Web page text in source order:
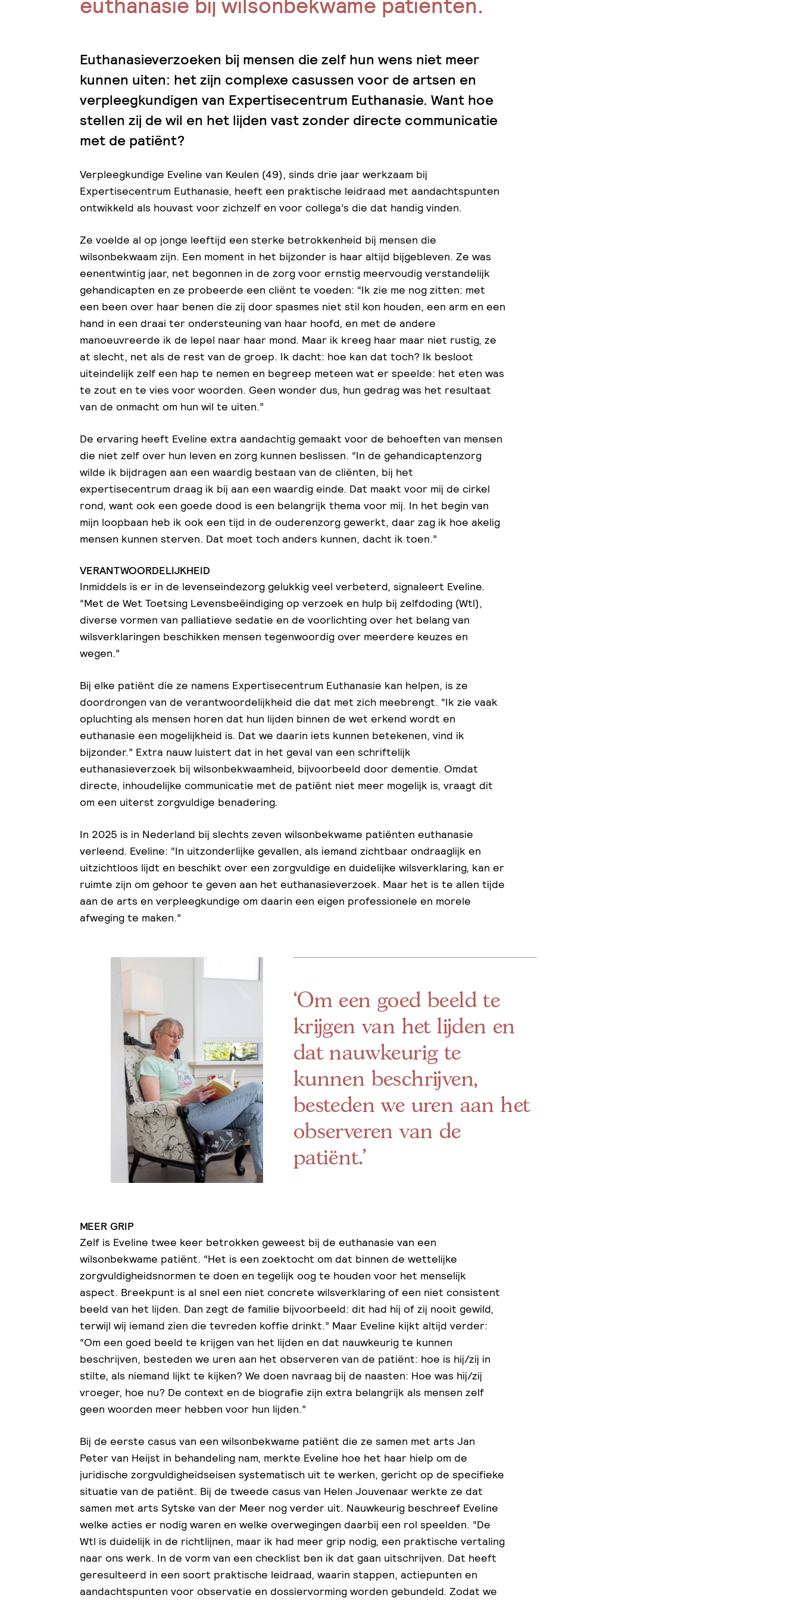
euthanasie bij wilsonbekwame patiënten.
Euthanasieverzoeken bij mensen die zelf hun wens niet meer
kunnen uiten: het zijn complexe casussen voor de artsen en
verpleegkundigen van Expertisecentrum Euthanasie. Want hoe
stellen zij de wil en het lijden vast zonder directe communicatie
met de patiënt?
Verpleegkundige Eveline van Keulen (49), sinds drie jaar werkzaam bij
Expertisecentrum Euthanasie, heeft een praktische leidraad met aandachtspunten
ontwikkeld als houvast voor zichzelf en voor collega’s die dat handig vinden.
Ze voelde al op jonge leeftijd een sterke betrokkenheid bij mensen die
wilsonbekwaam zijn. Een moment in het bijzonder is haar altijd bijgebleven. Ze was
eenentwintig jaar, net begonnen in de zorg voor ernstig meervoudig verstandelijk
gehandicapten en ze probeerde een cliënt te voeden: “Ik zie me nog zitten: met
een been over haar benen die zij door spasmes niet stil kon houden, een arm en een
hand in een draai ter ondersteuning van haar hoofd, en met de andere
manoeuvreerde ik de lepel naar haar mond. Maar ik kreeg haar maar niet rustig, ze
at slecht, net als de rest van de groep. Ik dacht: hoe kan dat toch? Ik besloot
uiteindelijk zelf een hap te nemen en begreep meteen wat er speelde: het eten was
te zout en te vies voor woorden. Geen wonder dus, hun gedrag was het resultaat
van de onmacht om hun wil te uiten.”
De ervaring heeft Eveline extra aandachtig gemaakt voor de behoeften van mensen
die niet zelf over hun leven en zorg kunnen beslissen. “In de gehandicaptenzorg
wilde ik bijdragen aan een waardig bestaan van de cliënten, bij het
expertisecentrum draag ik bij aan een waardig einde. Dat maakt voor mij de cirkel
rond, want ook een goede dood is een belangrijk thema voor mij. In het begin van
mijn loopbaan heb ik ook een tijd in de ouderenzorg gewerkt, daar zag ik hoe akelig
mensen kunnen sterven. Dat moet toch anders kunnen, dacht ik toen.”
VERANTWOORDELIJKHEID
Inmiddels is er in de levenseindezorg gelukkig veel verbeterd, signaleert Eveline.
“Met de Wet Toetsing Levensbeëindiging op verzoek en hulp bij zelfdoding (Wtl),
diverse vormen van palliatieve sedatie en de voorlichting over het belang van
wilsverklaringen beschikken mensen tegenwoordig over meerdere keuzes en
wegen.”
Bij elke patiënt die ze namens Expertisecentrum Euthanasie kan helpen, is ze
doordrongen van de verantwoordelijkheid die dat met zich meebrengt. “Ik zie vaak
opluchting als mensen horen dat hun lijden binnen de wet erkend wordt en
euthanasie een mogelijkheid is. Dat we daarin iets kunnen betekenen, vind ik
bijzonder.” Extra nauw luistert dat in het geval van een schriftelijk
euthanasieverzoek bij wilsonbekwaamheid, bijvoorbeeld door dementie. Omdat
directe, inhoudelijke communicatie met de patiënt niet meer mogelijk is, vraagt dit
om een uiterst zorgvuldige benadering.
In 2025 is in Nederland bij slechts zeven wilsonbekwame patiënten euthanasie
verleend. Eveline: “In uitzonderlijke gevallen, als iemand zichtbaar ondraaglijk en
uitzichtloos lijdt en beschikt over een zorgvuldige en duidelijke wilsverklaring, kan er
ruimte zijn om gehoor te geven aan het euthanasieverzoek. Maar het is te allen tijde
aan de arts en verpleegkundige om daarin een eigen professionele en morele
afweging te maken.”
‘Om een goed beeld te
krijgen van het lijden en
dat nauwkeurig te
kunnen beschrijven,
besteden we uren aan het
observeren van de
patiënt.’
MEER GRIP
Zelf is Eveline twee keer betrokken geweest bij de euthanasie van een
wilsonbekwame patiënt. “Het is een zoektocht om dat binnen de wettelijke
zorgvuldigheidsnormen te doen en tegelijk oog te houden voor het menselijk
aspect. Breekpunt is al snel een niet concrete wilsverklaring of een niet consistent
beeld van het lijden. Dan zegt de familie bijvoorbeeld: dit had hij of zij nooit gewild,
terwijl wij iemand zien die tevreden koffie drinkt.” Maar Eveline kijkt altijd verder:
“Om een goed beeld te krijgen van het lijden en dat nauwkeurig te kunnen
beschrijven, besteden we uren aan het observeren van de patiënt: hoe is hij/zij in
stilte, als niemand lijkt te kijken? We doen navraag bij de naasten: Hoe was hij/zij
vroeger, hoe nu? De context en de biografie zijn extra belangrijk als mensen zelf
geen woorden meer hebben voor hun lijden.”
Bij de eerste casus van een wilsonbekwame patiënt die ze samen met arts Jan
Peter van Heijst in behandeling nam, merkte Eveline hoe het haar hielp om de
juridische zorgvuldigheidseisen systematisch uit te werken, gericht op de specifieke
situatie van de patiënt. Bij de tweede casus van Helen Jouvenaar werkte ze dat
samen met arts Sytske van der Meer nog verder uit. Nauwkeurig beschreef Eveline
welke acties er nodig waren en welke overwegingen daarbij een rol speelden. “De
Wtl is duidelijk in de richtlijnen, maar ik had meer grip nodig, een praktische vertaling
naar ons werk. In de vorm van een checklist ben ik dat gaan uitschrijven. Dat heeft
geresulteerd in een soort praktische leidraad, waarin stappen, actiepunten en
aandachtspunten voor observatie en dossiervorming worden gebundeld. Zodat we